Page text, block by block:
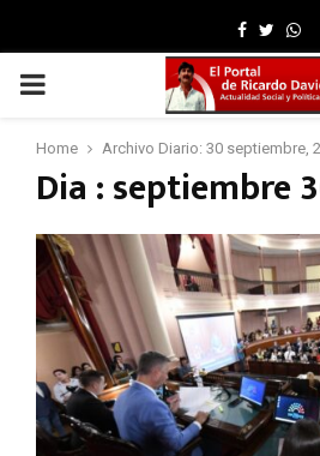
Facebook
Twitter
PRIMARY
MENU
Home Archivo Diario: 30 septiembre,
Dia : septiembre